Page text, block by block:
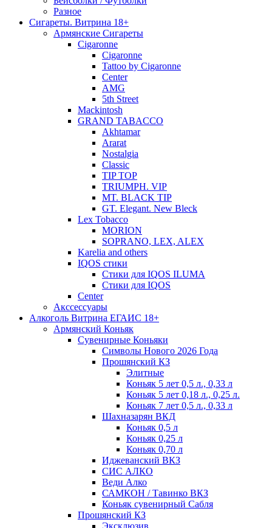
Разное
Сигареты. Витрина 18+
Армянские Сигареты
Cigaronne
Cigaronne
Tattoo by Cigaronne
Center
AMG
5th Street
Mackintosh
GRAND TABACCO
Akhtamar
Ararat
Nostalgia
Classic
TIP TOP
TRIUMPH. VIP
MT. BLACK TIP
GT. Elegant. New Bleck
Lex Tobacco
MORION
SOPRANO, LEX, ALEX
Karelia and others
IQOS стики
Стики для IQOS ILUMA
Стики для IQOS
Сenter
Акссессуары
Алкоголь Витрина ЕГАИС 18+
Армянский Коньяк
Сувенирные Коньяки
Символы Нового 2026 Года
Прошянский КЗ
Элитные
Коньяк 5 лет 0,5 л., 0,33 л
Коньяк 5 лет 0,18 л., 0,25 л.
Коньяк 7 лет 0,5 л., 0,33 л
Шахназарян ВКД
Коньяк 0,5 л
Коньяк 0,25 л
Коньяк 0,70 л
Иджеванский ВКЗ
СИС АЛКО
Веди Алко
САМКОН / Тавинко ВКЗ
Коньяк сувенирный Сабля
Прошянский КЗ
Эксклюзив